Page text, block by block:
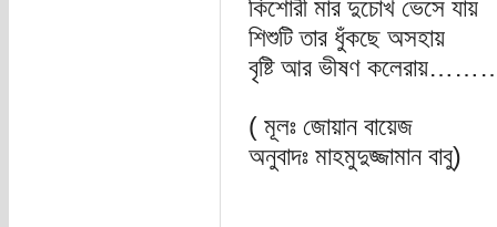
কিশোরী মার দুচোখ ভেসে যায়
শিশুটি তার ধুঁকছে অসহায়
বৃষ্টি আর ভীষণ
( মূলঃ জোয়ান বায়েজ
অনুবাদঃ মাহমুদুজ্জামান বাবু)